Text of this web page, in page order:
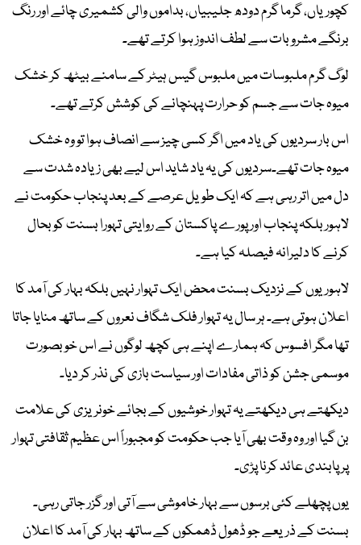
کچوریاں، گرما گرم دودھ جلیبیاں، بداموں والی کشمیری چائے اور رنگ
برنگے مشروبات سے لطف اندوز ہوا کرتے تھے۔
لوگ گرم ملبوسات میں ملبوس گیس ہیٹر کے سامنے بیٹھ کر خشک
میوہ جات سے جسم کو حرارت پہنچانے کی کوشش کرتے تھے۔
اس بار سردیوں کی یاد میں اگر کسی چیز سے انصاف ہوا تو وہ خشک
میوہ جات تھے۔سردیوں کی یہ یاد شاید اس لیے بھی زیادہ شدت سے
دل میں اتر رہی ہے کہ ایک طویل عرصے کے بعد پنجاب حکومت نے
لاہور بلکہ پنجاب اور پورے پاکستان کے روایتی تہورا بسنت کو بحال
کرنے کا دلیرانہ فیصلہ کیا ہے۔
لاہوریوں کے نزدیک بسنت محض ایک تہوار نہیں بلکہ بہار کی آمد کا
اعلان ہوتی ہے۔ ہر سال یہ تہوار فلک شگاف نعروں کے ساتھ منایا جاتا
تھا مگر افسوس کہ ہمارے اپنے ہی کچھ لوگوں نے اس خوبصورت
موسمی جشن کو ذاتی مفادات اور سیاست بازی کی نذر کر دیا۔
دیکھتے ہی دیکھتے یہ تہوار خوشیوں کے بجائے خونریزی کی علامت
بن گیا اور وہ وقت بھی آیا جب حکومت کو مجبوراً اس عظیم ثقافتی تہوار
پر پابندی عائد کرنا پڑی۔
یوں پچھلے کئی برسوں سے بہار خاموشی سے آتی اور گزر جاتی رہی۔
بسنت کے ذریعے جو ڈھول ڈھمکوں کے ساتھ بہار کی آمد کا اعلان